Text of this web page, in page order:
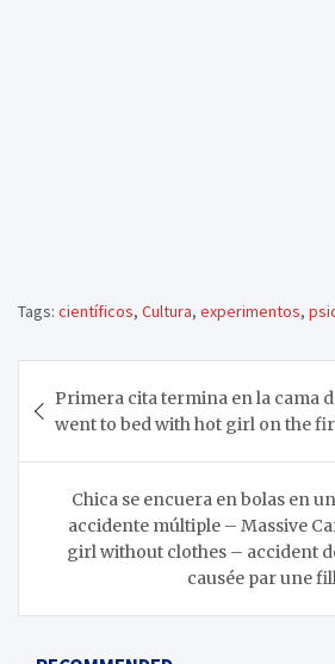
Tags: científicos, Cultura, experimentos,
de
entradas
Primera cita termina en la cama
went to bed with hot girl on the
Chica se encuera en bolas en
accidente múltiple – Massive
girl without clothes – accident
causée par une